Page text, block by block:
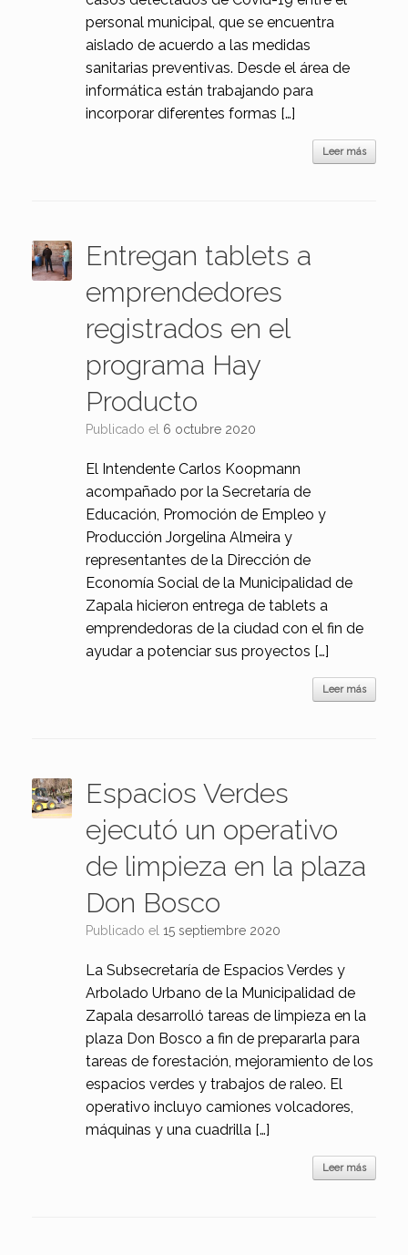
personal municipal, que se encuentra
aislado de acuerdo a las medidas
sanitarias preventivas. Desde el área de
informática están trabajando para
incorporar diferentes formas […]
Leer más
Entregan tablets a
emprendedores
registrados en el
programa Hay
Producto
Publicado el 6 octubre 2020
El Intendente Carlos Koopmann
acompañado por la Secretaría de
Educación, Promoción de Empleo y
Producción Jorgelina Almeira y
representantes de la Dirección de
Economía Social de la Municipalidad de
Zapala hicieron entrega de tablets a
emprendedoras de la ciudad con el fin de
ayudar a potenciar sus proyectos […]
Leer más
Espacios Verdes
ejecutó un operativo
de limpieza en la plaza
Don Bosco
Publicado el 15 septiembre 2020
La Subsecretaría de Espacios Verdes y
Arbolado Urbano de la Municipalidad de
Zapala desarrolló tareas de limpieza en la
plaza Don Bosco a fin de prepararla para
tareas de forestación, mejoramiento de los
espacios verdes y trabajos de raleo. El
operativo incluyo camiones volcadores,
máquinas y una cuadrilla […]
Leer más